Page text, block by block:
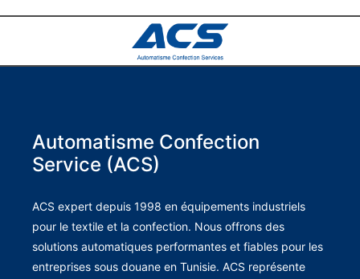
Automatisme Confection
Service (ACS)
ACS expert depuis 1998 en équipements industriels
pour le textile et la confection. Nous offrons des
solutions automatiques performantes et fiables pour les
entreprises sous douane en Tunisie. ACS représente